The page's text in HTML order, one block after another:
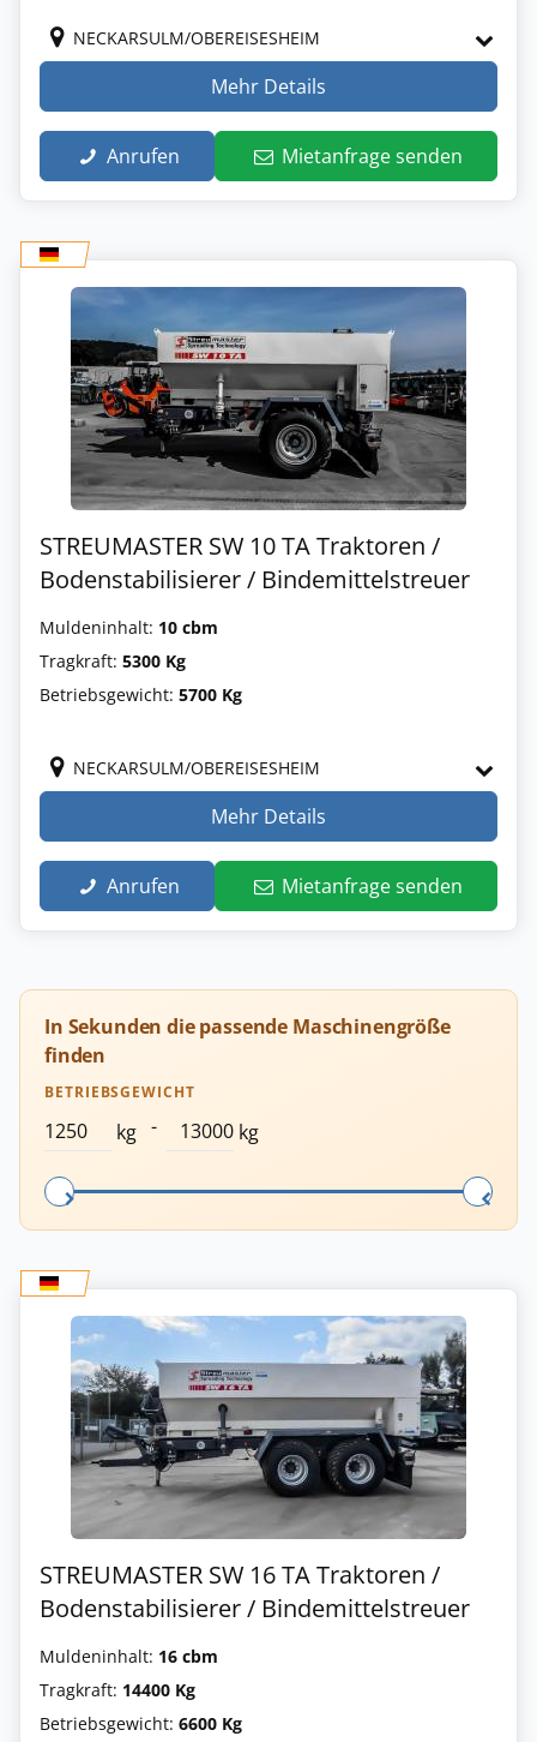
NECKARSULM/OBEREISESHEIM
Mehr Details
Anrufen Mietanfrage senden
STREUMASTER SW 10 TA Traktoren /
Bodenstabilisierer / Bindemittelstreuer
Muldeninhalt: 10 cbm
Tragkraft: 5300 Kg
Betriebsgewicht: 5700 Kg
NECKARSULM/OBEREISESHEIM
Mehr Details
Anrufen Mietanfrage senden
In Sekunden die passende Maschinengröße
finden
BETRIEBSGEWICHT
kg - kg
STREUMASTER SW 16 TA Traktoren /
Bodenstabilisierer / Bindemittelstreuer
Muldeninhalt: 16 cbm
Tragkraft: 14400 Kg
Betriebsgewicht: 6600 Kg